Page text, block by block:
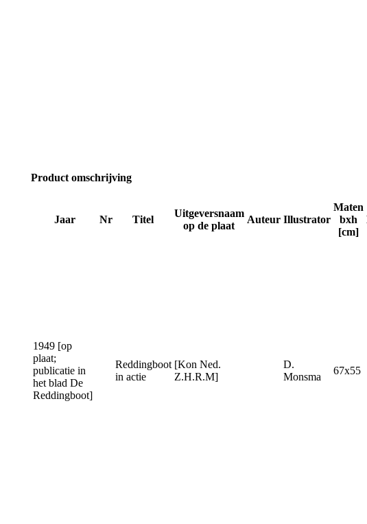
Product omschrijving
Jaar Nr Titel
Uitgeversnaam
op de plaat
Auteur Illustrator
Maten
bxh
[cm]
1949 [op
plaat;
publicatie in
het blad De
Reddingboot]
Reddingboot
in actie
[Kon Ned.
Z.H.R.M]
D.
Monsma
67x55